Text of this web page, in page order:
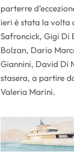
parterre
ieri è stata la volta
Safroncick, Gigi Di
Bolzan, Dario
Giannini, David Di
stasera, a partire
Valeria Marini.